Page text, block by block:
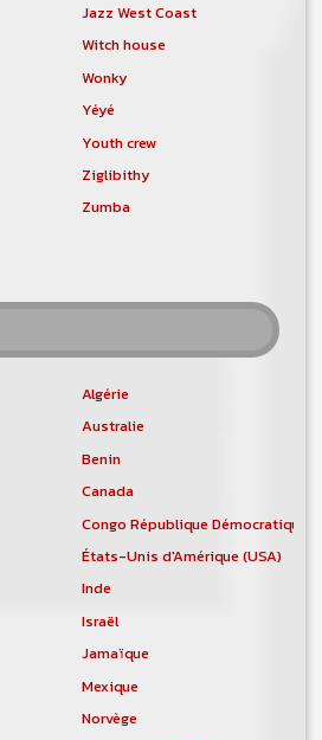
Jazz West Coast
Witch house
Wonky
Yéyé
Youth crew
Ziglibithy
Zumba
Algérie
Australie
Benin
Canada
Congo République Démocratique
États-Unis d'Amérique (USA)
Inde
Israël
Jamaïque
Mexique
Norvège